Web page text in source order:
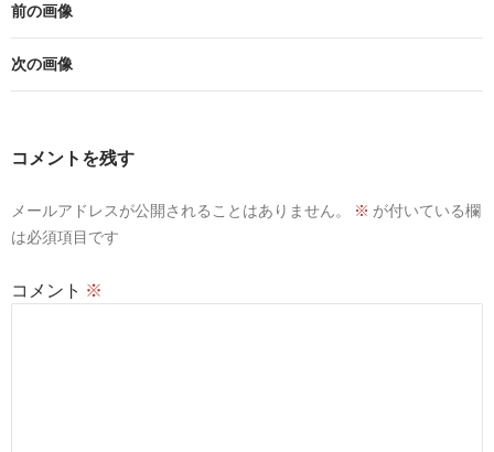
前の画像
次の画像
コメントを残す
メールアドレスが公開されることはありません。 ※ が付いている欄
は必須項目です
コメント ※